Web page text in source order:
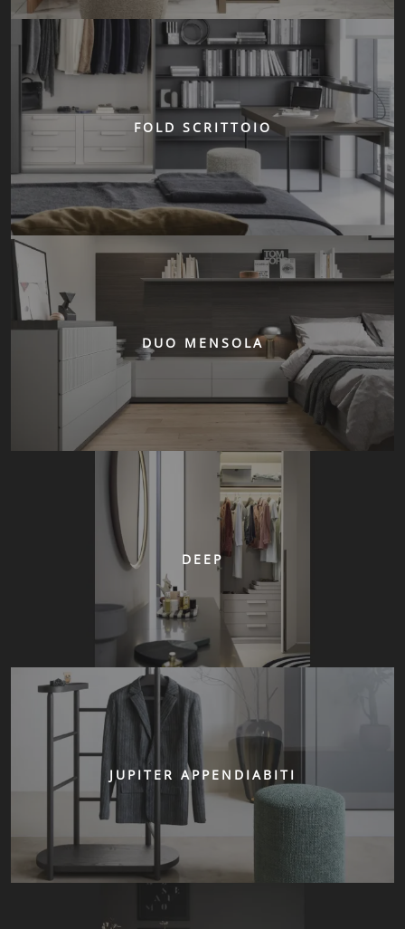
FOLD SCRITTOIO
DUO MENSOLA
DEEP
JUPITER APPENDIABITI